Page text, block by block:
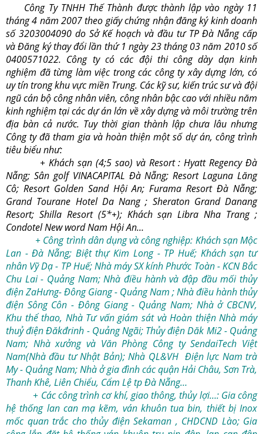
Công Ty TNHH Thế Thành được thành lập vào ngày 11
tháng 4 năm 2007 theo giấy chứng nhận đăng ký kinh doanh
số 3203004090 do Sở Kế hoạch và đầu tư TP Đà Nẵng cấp
và Đăng ký thay đổi lần thứ 1 ngày 23 tháng 03 năm 2010 số
0400571022. Công ty có các đội thi công dày dạn kinh
nghiệm đã từng làm việc trong các công ty xây dựng lớn, có
uy tín trong khu vực miền Trung. Các kỹ sư, kiến trúc sư và đội
ngũ cán bộ công nhân viên, công nhân bậc cao với nhiều năm
kinh nghiệm tại các dự án lớn về xây dựng và môi trường trên
địa bàn cả nước. Tuy thời gian thành lập chưa lâu nhưng
Công ty đã tham gia và hoàn thiện một số dự án, công trình
tiêu biểu như:
+ Khách sạn (4;5 sao) và Resort : Hyatt Regency Đà
Nẵng; Sân golf VINACAPITAL Đà Nẵng; Resort Laguna Lăng
Cô; Resort Golden Sand Hội An; Furama Resort Đà Nẵng;
Grand Tourane Hotel Da Nang ; Sheraton Grand Danang
Resort; Shilla Resort (5*+); Khách sạn Libra Nha Trang ;
Condotel New word Nam Hội An…
+ Công trình dân dụng và công nghiệp: Khách sạn Mộc
Lan - Đà Nẵng; Biệt thự Kim Long - TP Huế; Khách sạn tư
nhân Vỹ Dạ - TP Huế; Nhà máy SX kính Phước Toàn - KCN Bắc
Chu Lai - Quảng Nam; Nhà điều hành và đập đầu mối thủy
điện ZaHưng- Đông Giang - Quảng Nam ; Nhà điều hành thủy
điện Sông Côn - Đông Giang - Quảng Nam; Nhà ở CBCNV,
Khu thể thao, Nhà Tư vấn giám sát và Hoàn thiện Nhà máy
thuỷ điện Đăkđrinh - Quảng Ngãi; Thủy điện Dăk Mi2 - Quảng
Nam; Nhà xưởng và Văn Phòng Công ty SendaiTech Việt
Nam(Nhà đầu tư Nhật Bản); Nhà QL&VH Điện lực Nam trà
My - Quảng Nam; Nhà ở gia đình các quận Hải Châu, Sơn Trà,
Thanh Khê, Liên Chiểu, Cẩm Lệ tp Đà Nẵng…
+ Các công trình cơ khí, giao thông, thủy lợi…: Gia công
hệ thống lan can mạ kẽm, ván khuôn tua bin, thiết bị Inox
mốc quan trắc cho thủy điện Sekaman , CHDCND Lào; Gia